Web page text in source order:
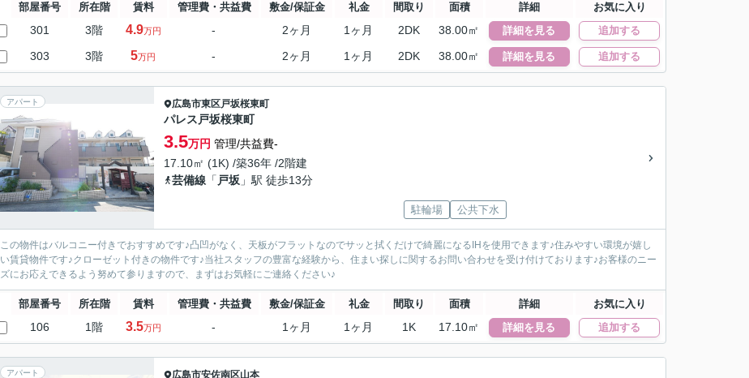
部屋番号 所在階 賃料 管理費・共益費 敷金/保証金 礼金 間取り 面積 詳細 お気に入り
301 3階 4.9万円 - 2ヶ月 1ヶ月 2DK 38.00㎡ 詳細を見る 追加する
303 3階 5万円 - 2ヶ月 1ヶ月 2DK 38.00㎡ 詳細を見る 追加する
アパート 広島市東区戸坂桜東町
パレス戸坂桜東町
3.5万円 管理/共益費-
17.10㎡ (1K) /築36年 /2階建
芸備線 「 戸坂 」駅 徒歩13分
駐輪場 公共下水
この物件はバルコニー付きでおすすめです♪凸凹がなく、天板がフラットなのでサッと拭くだけで綺麗になるIHを使用できます♪住みやすい環境が嬉し
い賃貸物件です♪クローゼット付きの物件です♪当社スタッフの豊富な経験から、住まい探しに関するお問い合わせを受け付けております♪お客様のニー
ズにお応えできるよう努めて参りますので、まずはお気軽にご連絡ください♪
部屋番号 所在階 賃料 管理費・共益費 敷金/保証金 礼金 間取り 面積 詳細 お気に入り
106 1階 3.5万円 - 1ヶ月 1ヶ月 1K 17.10㎡ 詳細を見る 追加する
アパート 広島市安佐南区山本